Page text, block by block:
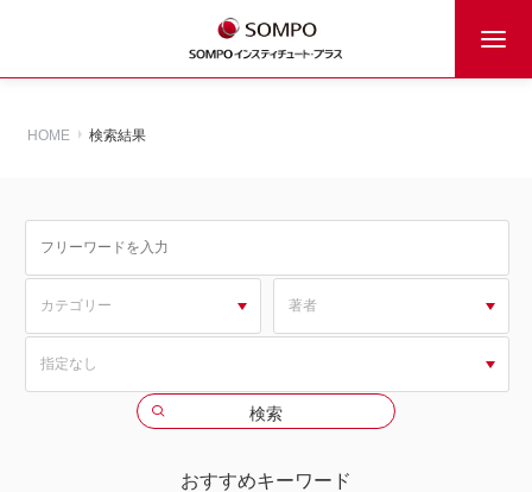
HOME 検索結果
おすすめキーワード